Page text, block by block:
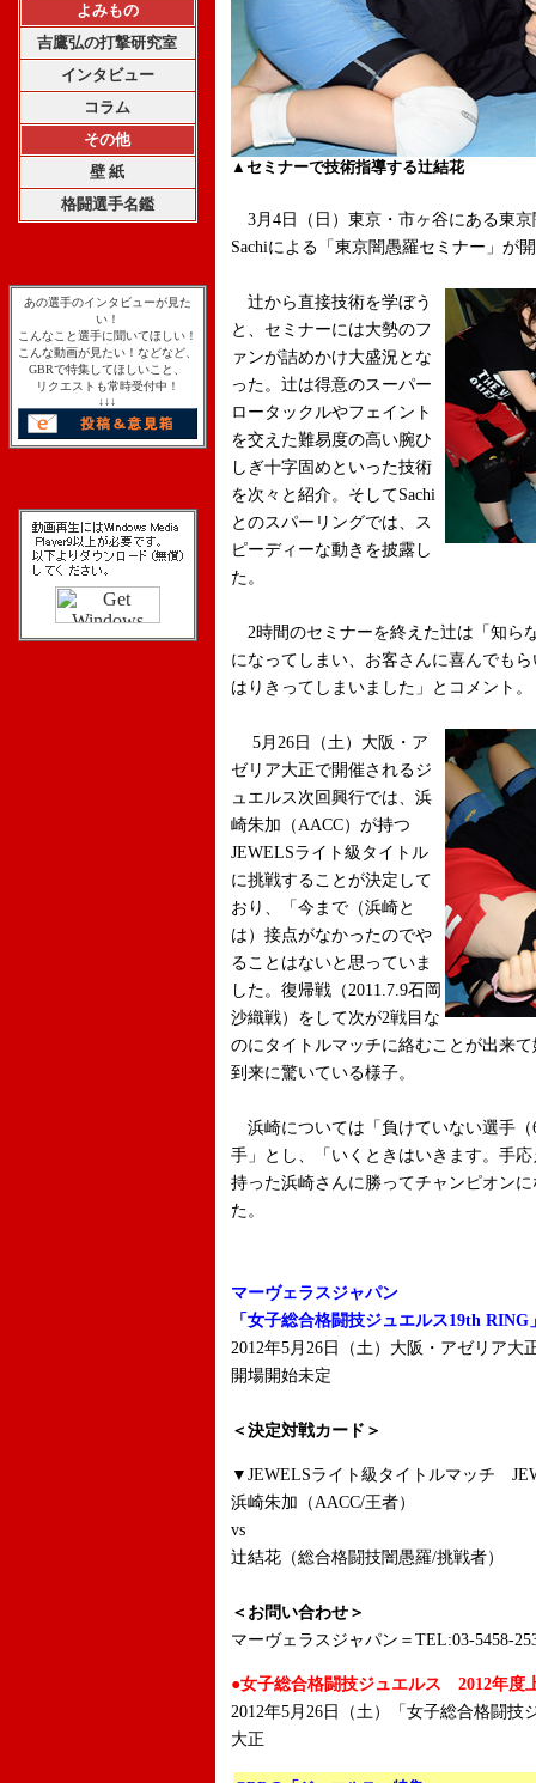
よみもの
吉鷹弘の打撃研究室
インタビュー
コラム
その他
壁 紙
格闘選手名鑑
あの選手のインタビューが見た
い！
こんなこと選手に聞いてほしい！
こんな動画が見たい！などなど、
GBRで特集してほしいこと、
リクエストも常時受付中！
↓↓↓
▲セミナーで技術指導する辻結花
3月4日（日）東京・市ヶ谷にある東
Sachiによる「東京闇愚羅セミナー」が
辻から直接技術を学ぼう
と、セミナーには大勢のフ
ァンが詰めかけ大盛況とな
った。辻は得意のスーパー
ロータックルやフェイント
を交えた難易度の高い腕ひ
しぎ十字固めといった技術
を次々と紹介。そしてSachi
とのスパーリングでは、ス
ピーディーな動きを披露し
た。
2時間のセミナーを終えた辻は「知ら
になってしまい、お客さんに喜んでも
はりきってしまいました」とコメント。
5月26日（土）大阪・ア
ゼリア大正で開催されるジ
ュエルス次回興行では、浜
崎朱加（AACC）が持つ
JEWELSライト級タイトル
に挑戦することが決定して
おり、「今まで（浜崎と
は）接点がなかったのでや
ることはないと思っていま
した。復帰戦（2011.7.9石岡
沙織戦）をして次が2戦目な
のにタイトルマッチに絡むことが出来
到来に驚いている様子。
浜崎については「負けていない選手（
手」とし、「いくときはいきます。手
持った浜崎さんに勝ってチャンピオン
た。
マーヴェラスジャパン
「女子総合格闘技ジュエルス19th RING
2012年5月26日（土）大阪・アゼリア大
開場開始未定
＜決定対戦カード＞
▼JEWELSライト級タイトルマッチ
浜崎朱加（AACC/王者）
vs
辻結花（総合格闘技闇愚羅/挑戦者）
＜お問い合わせ＞
マーヴェラスジャパン＝TEL:03-5458-
●女子総合格闘技ジュエルス 2012年度
2012年5月26日（土）「女子総合格闘技
大正